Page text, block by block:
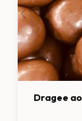
Dragee